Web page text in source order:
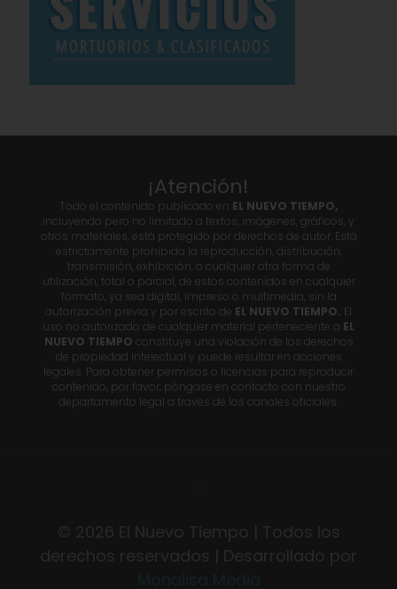
¡Atención!
Todo el contenido publicado en EL NUEVO TIEMPO,
incluyendo pero no limitado a textos, imágenes, gráficos, y
otros materiales, está protegido por derechos de autor. Está
estrictamente prohibida la reproducción, distribución,
transmisión, exhibición, o cualquier otra forma de
utilización, total o parcial, de estos contenidos en cualquier
formato, ya sea digital, impreso o multimedia, sin la
autorización previa y por escrito de EL NUEVO TIEMPO. El
uso no autorizado de cualquier material perteneciente a EL
NUEVO TIEMPO constituye una violación de los derechos
de propiedad intelectual y puede resultar en acciones
legales. Para obtener permisos o licencias para reproducir
contenido, por favor, póngase en contacto con nuestro
departamento legal a través de los canales oficiales.
© 2026 El Nuevo Tiempo | Todos los
derechos reservados | Desarrollado por